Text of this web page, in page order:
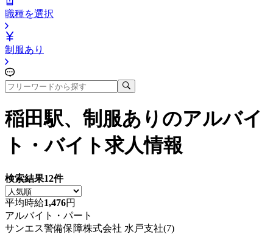
職種を選択
制服あり
稲田駅、制服あり のアルバイ
ト・バイト求人情報
検索結果12件
平均時給1,476円
アルバイト・パート
サンエス警備保障株式会社 水戸支社(7)